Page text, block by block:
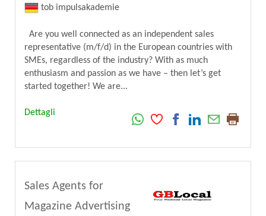
tob impulsakademie
Are you well connected as an independent sales
representative (m/f/d) in the European countries with
SMEs, regardless of the industry? With as much
enthusiasm and passion as we have – then let’s get
started together! We are...
Dettagli
Sales Agents for
Magazine Advertising